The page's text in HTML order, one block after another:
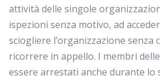
attività delle singole
ispezioni senza motivo, ad
sciogliere l’organizzazione senza
ricorrere in appello. I membri
essere arrestati anche durante lo